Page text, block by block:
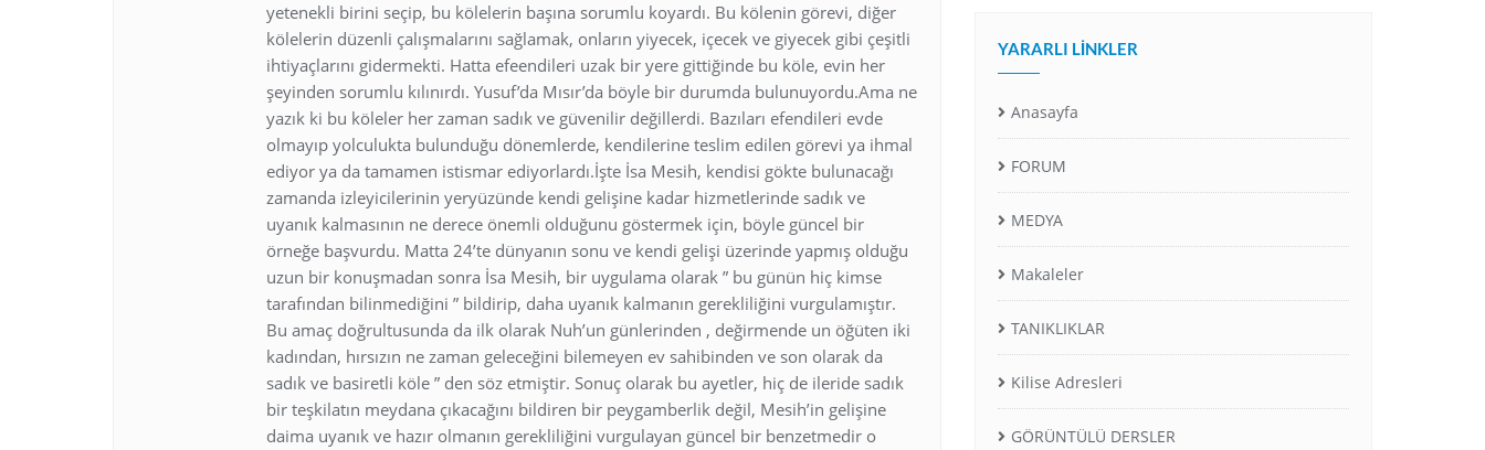
yetenekli birini seçip, bu kölelerin başına sorumlu koyardı. Bu kölenin görevi, diğer
kölelerin düzenli çalışmalarını sağlamak, onların yiyecek, içecek ve giyecek gibi çeşitli
ihtiyaçlarını gidermekti. Hatta efeendileri uzak bir yere gittiğinde bu köle, evin her
şeyinden sorumlu kılınırdı. Yusuf’da Mısır’da böyle bir durumda bulunuyordu.Ama ne
yazık ki bu köleler her zaman sadık ve güvenilir değillerdi. Bazıları efendileri evde
olmayıp yolculukta bulunduğu dönemlerde, kendilerine teslim edilen görevi ya ihmal
ediyor ya da tamamen istismar ediyorlardı.İşte İsa Mesih, kendisi gökte bulunacağı
zamanda izleyicilerinin yeryüzünde kendi gelişine kadar hizmetlerinde sadık ve
uyanık kalmasının ne derece önemli olduğunu göstermek için, böyle güncel bir
örneğe başvurdu. Matta 24’te dünyanın sonu ve kendi gelişi üzerinde yapmış olduğu
uzun bir konuşmadan sonra İsa Mesih, bir uygulama olarak ” bu günün hiç kimse
tarafından bilinmediğini ” bildirip, daha uyanık kalmanın gerekliliğini vurgulamıştır.
Bu amaç doğrultusunda da ilk olarak Nuh’un günlerinden , değirmende un öğüten iki
kadından, hırsızın ne zaman geleceğini bilemeyen ev sahibinden ve son olarak da
sadık ve basiretli köle ” den söz etmiştir. Sonuç olarak bu ayetler, hiç de ileride sadık
bir teşkilatın meydana çıkacağını bildiren bir peygamberlik değil, Mesih’in gelişine
daima uyanık ve hazır olmanın gerekliliğini vurgulayan güncel bir benzetmedir o
YARARLI LINKLER
Anasayfa
FORUM
MEDYA
Makaleler
TANIKLIKLAR
Kilise Adresleri
GÖRÜNTÜLÜ DERSLER